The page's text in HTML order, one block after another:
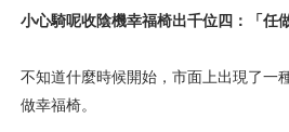
小心騎呢收陰機幸福椅出千位四：「任
不知道什麼時候開始，市面上出現了一
做幸福椅。